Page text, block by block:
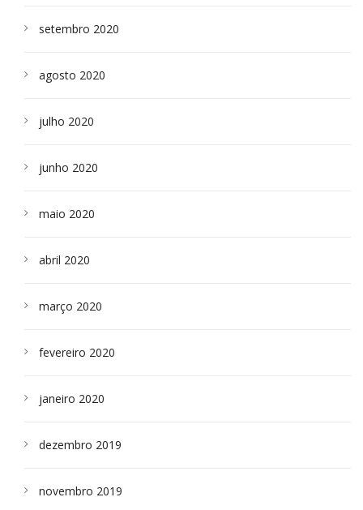
setembro 2020
agosto 2020
julho 2020
junho 2020
maio 2020
abril 2020
março 2020
fevereiro 2020
janeiro 2020
dezembro 2019
novembro 2019